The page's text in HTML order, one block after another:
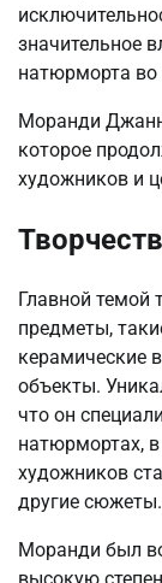
значительное
натюрморта
Моранди
которое
художников и
Главной темой
предметы,
керамические
объекты.
что он
натюрмортах,
художников
другие сюжеты.
Моранди был